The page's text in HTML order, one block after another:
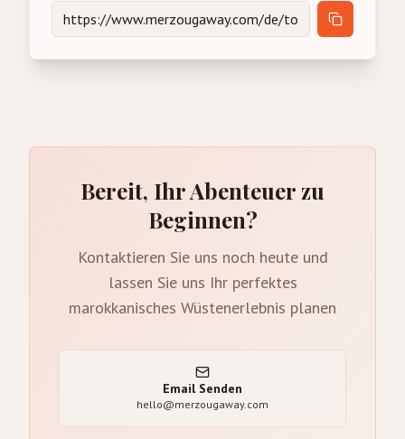
Bereit, Ihr Abenteuer zu
Beginnen?
Kontaktieren Sie uns noch heute und
lassen Sie uns Ihr perfektes
marokkanisches Wüstenerlebnis planen
Email Senden
hello@merzougaway.com